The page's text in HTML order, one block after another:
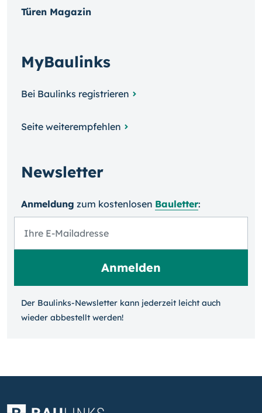
Türen Magazin
MyBaulinks
Bei Baulinks registrieren
Seite weiterempfehlen
Newsletter
Anmeldung zum kosten­losen Bauletter:
Der Baulinks-Newsletter kann jeder­zeit leicht auch
wieder ab­bestellt werden!